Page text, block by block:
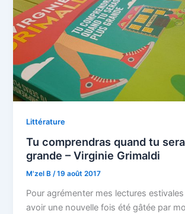
Littérature
Tu comprendras quand tu
grande – Virginie Grimaldi
M'zel B/19 août 2017
Pour agrémenter mes lectures
avoir une nouvelle fois été gâtée par